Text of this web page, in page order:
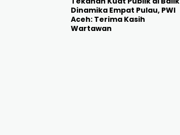
Dinamika Empat Pulau, PWI
Aceh: Terima Kasih
Wartawan